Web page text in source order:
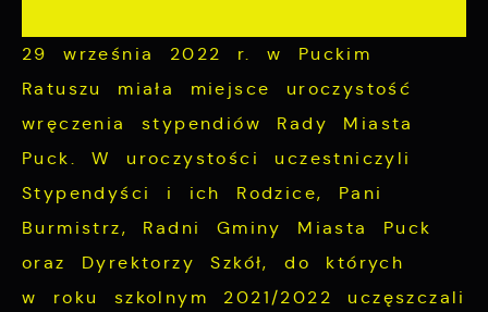
29 września 2022 r. w Puckim
Ratuszu miała miejsce uroczystość
wręczenia stypendiów Rady Miasta
Puck. W uroczystości uczestniczyli
Stypendyści i ich Rodzice, Pani
Burmistrz, Radni Gminy Miasta Puck
oraz Dyrektorzy Szkół, do których
w roku szkolnym 2021/2022 uczęszczali
dopasowanie jej do Twoich indywidualnych
funkcjonalne i personalizacyjne pliki
cookies gwarantuje dostępność większej
ilości funkcji na stronie.
Analityczne
potrzeb.
Cookies analityczne pozwalają na uzyskanie
informacji w zakresie wykorzystywania
witryny internetowej, miejsca oraz
częstotliwości, z jaką odwiedzane są nasze
Więcej